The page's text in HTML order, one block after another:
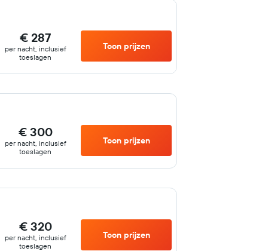
€ 287
per nacht, inclusief
toeslagen
Toon prijzen
€ 300
per nacht, inclusief
toeslagen
Toon prijzen
€ 320
per nacht, inclusief
toeslagen
Toon prijzen